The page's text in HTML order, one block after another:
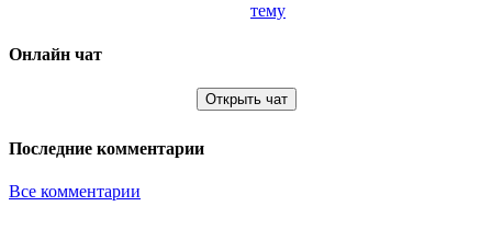
тему
Онлайн чат
Открыть чат
Последние комментарии
Все комментарии